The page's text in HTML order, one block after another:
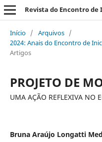
Revista do Encontro de
Início / Arquivos /
2024: Anais do Encontro de
Artigos
PROJETO DE
UMA AÇÃO REFLEXIVA NO
Bruna Araújo Longatti